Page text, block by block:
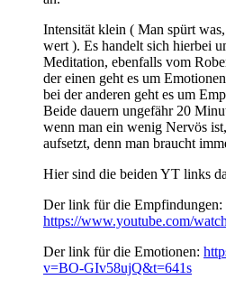
Intensität klein ( Man spürt
wert ). Es handelt sich hierbei
Meditation, ebenfalls vom
der einen geht es um
bei der anderen geht es um
Beide dauern ungefähr 20
wenn man ein wenig Nervös
aufsetzt, denn man braucht
Hier sind die beiden YT links
Der link für die Empfindungen:
https://www.youtube.com/
Der link für die Emotionen:
v=BO-GIv58ujQ&t=641s